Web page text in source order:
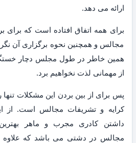
ارائه می دهد.
برای همه اتفاق افتاده است که برای
مجالس و همچنین نحوه برگزاری آن
همین خاطر در طول مجلس دچار
از مهمانی لذت نخواهیم برد.
پس برای از بین بردن این مشکلات
کرایه و تشریفات مجالس است. از
داشتن کادری مجرب و ماهر
مجالس در دشتی می باشد که علاوه